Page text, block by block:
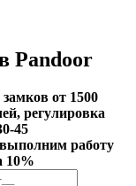
Pandoor
от 1500
регулировка
45
работу
10%